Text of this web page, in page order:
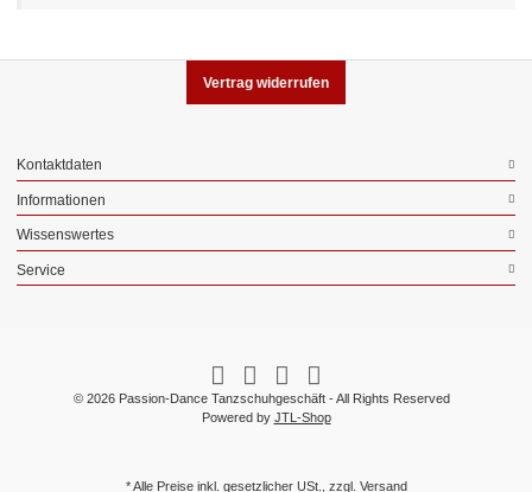
Vertrag widerrufen
Kontaktdaten
Informationen
Wissenswertes
Service
© 2026 Passion-Dance Tanzschuhgeschäft - All Rights Reserved
Powered by JTL-Shop
* Alle Preise inkl. gesetzlicher USt., zzgl. Versand